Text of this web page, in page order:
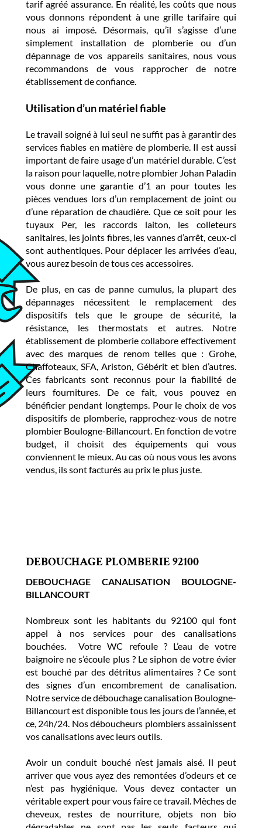
tarif agréé assurance. En réalité, les coûts que nous
vous donnons répondent à une grille tarifaire qui
nous ai imposé. Désormais, qu’il s’agisse d’une
simplement installation de plomberie ou d’un
dépannage de vos appareils sanitaires, nous vous
recommandons de vous rapprocher de notre
établissement de confiance.
Utilisation d’un matériel fiable
Le travail soigné à lui seul ne suffit pas à garantir des
services fiables en matière de plomberie. Il est aussi
important de faire usage d’un matériel durable. C’est
la raison pour laquelle, notre plombier Johan Paladin
vous donne une garantie d’1 an pour toutes les
pièces vendues lors d’un remplacement de joint ou
d’une réparation de chaudière. Que ce soit pour les
tuyaux Per, les raccords laiton, les colleteurs
sanitaires, les joints fibres, les vannes d’arrêt, ceux-ci
sont authentiques. Pour déplacer les arrivées d’eau,
vous aurez besoin de tous ces accessoires.
De plus, en cas de panne cumulus, la plupart des
dépannages nécessitent le remplacement des
dispositifs tels que le groupe de sécurité, la
résistance, les thermostats et autres. Notre
établissement de plomberie collabore effectivement
avec des marques de renom telles que : Grohe,
Chaffoteaux, SFA, Ariston, Gébérit et bien d’autres.
Ces fabricants sont reconnus pour la fiabilité de
leurs fournitures. De ce fait, vous pouvez en
bénéficier pendant longtemps. Pour le choix de vos
dispositifs de plomberie, rapprochez-vous de notre
plombier Boulogne-Billancourt. En fonction de votre
budget, il choisit des équipements qui vous
conviennent le mieux. Au cas où nous vous les avons
vendus, ils sont facturés au prix le plus juste.
DEBOUCHAGE PLOMBERIE 92100
DEBOUCHAGE CANALISATION BOULOGNE-
BILLANCOURT
Nombreux sont les habitants du 92100 qui font
appel à nos services pour des canalisations
bouchées. Votre WC refoule ? L’eau de votre
baignoire ne s’écoule plus ? Le siphon de votre évier
est bouché par des détritus alimentaires ? Ce sont
des signes d’un encombrement de canalisation.
Notre service de débouchage canalisation Boulogne-
Billancourt est disponible tous les jours de l’année, et
ce, 24h/24. Nos déboucheurs plombiers assainissent
vos canalisations avec leurs outils.
Avoir un conduit bouché n’est jamais aisé. Il peut
arriver que vous ayez des remontées d’odeurs et ce
n’est pas hygiénique. Vous devez contacter un
véritable expert pour vous faire ce travail. Mèches de
cheveux, restes de nourriture, objets non bio